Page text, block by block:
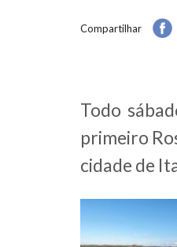
Compartilhar
Todo
primeiro
cidade de